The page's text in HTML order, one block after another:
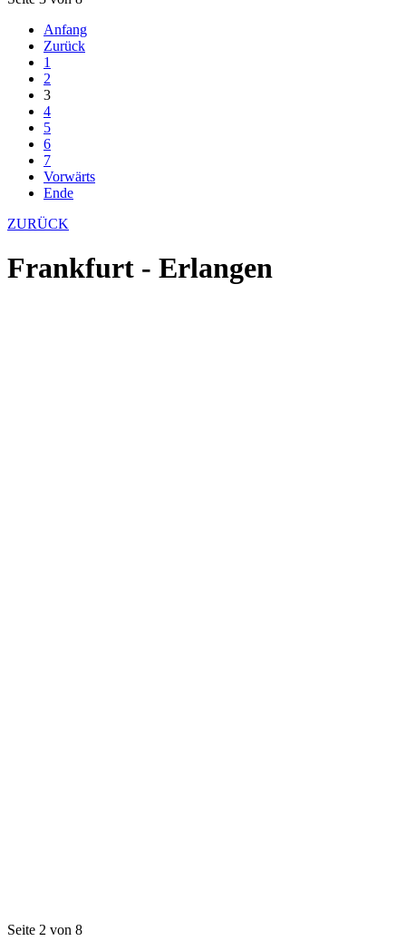
Anfang
Zurück
1
2
3
4
5
6
7
Vorwärts
Ende
ZURÜCK
Frankfurt - Erlangen
Seite 2 von 8